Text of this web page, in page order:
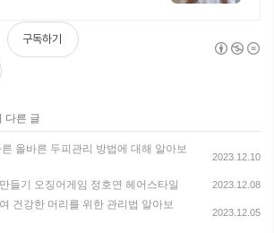
구독하기
다른 글
올바른 두피관리 방법에 대해 알아보
2023.12.10
들기 오징어게임 정호연 헤어스타일 2023.12.08
건강한 머리를 위한 관리법 알아보
2023.12.05